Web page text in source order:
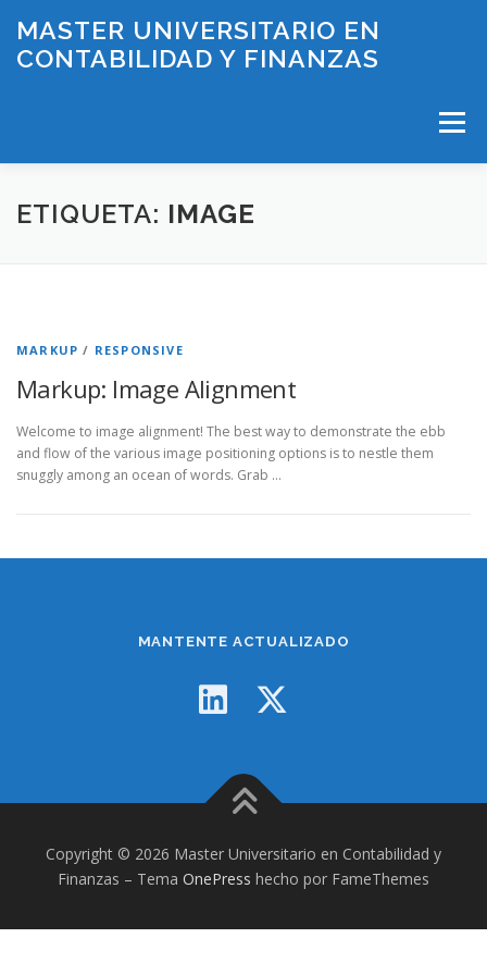
contenido
MASTER UNIVERSITARIO EN
CONTABILIDAD Y FINANZAS
Menú
INICIO PLAN DE ESTUDIOS
ETIQUETA: IMAGE
MARKUP / RESPONSIVE
Markup: Image Alignment
Welcome to image alignment! The best way to demonstrate the ebb
and flow of the various image positioning options is to nestle them
snuggly among an ocean of words. Grab …
MANTENTE ACTUALIZADO
Copyright © 2026 Master Universitario en Contabilidad y
Finanzas – Tema OnePress hecho por FameThemes